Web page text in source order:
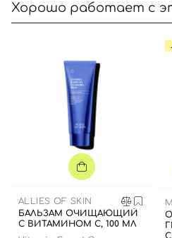
Хорошо работает с
ALLIES OF SKIN
БАЛЬЗАМ ОЧИЩАЮЩИЙ
С ВИТАМИНОМ С, 100 МЛ